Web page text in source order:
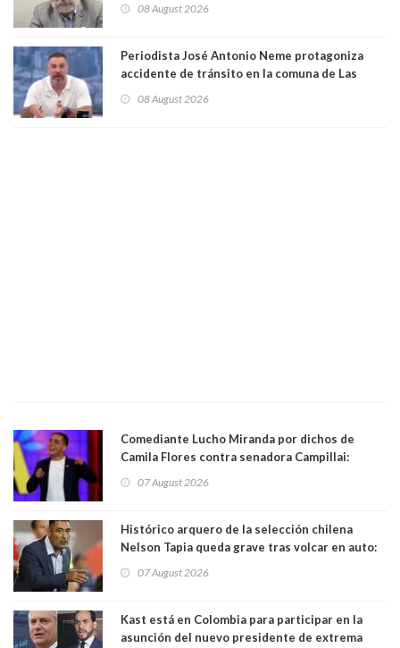
Magister en Asentamientos Humanos PUC
08 August 2026
Periodista José Antonio Neme protagoniza
accidente de tránsito en la comuna de Las
08 August 2026
Comediante Lucho Miranda por dichos de
Camila Flores contra senadora Campillai:
forma de quitar dignidad"
07 August 2026
Histórico arquero de la selección chilena
Nelson Tapia queda grave tras volcar en auto:
07 August 2026
Kast está en Colombia para participar en la
asunción del nuevo presidente de extrema